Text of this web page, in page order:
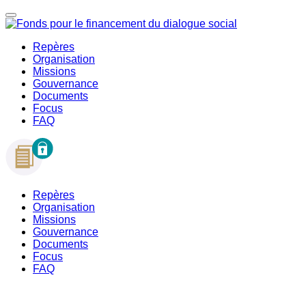
Repères
Organisation
Missions
Gouvernance
Documents
Focus
FAQ
Repères
Organisation
Missions
Gouvernance
Documents
Focus
FAQ